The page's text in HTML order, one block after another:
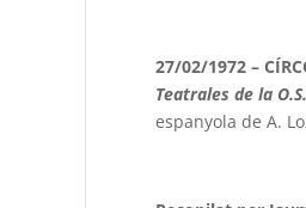
27/02/1972 –
Teatrales de la
espanyola de A.